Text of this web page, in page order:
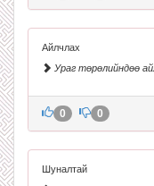
Айлчлах
Ураг төрөлийндөө
0 0
Шуналтай